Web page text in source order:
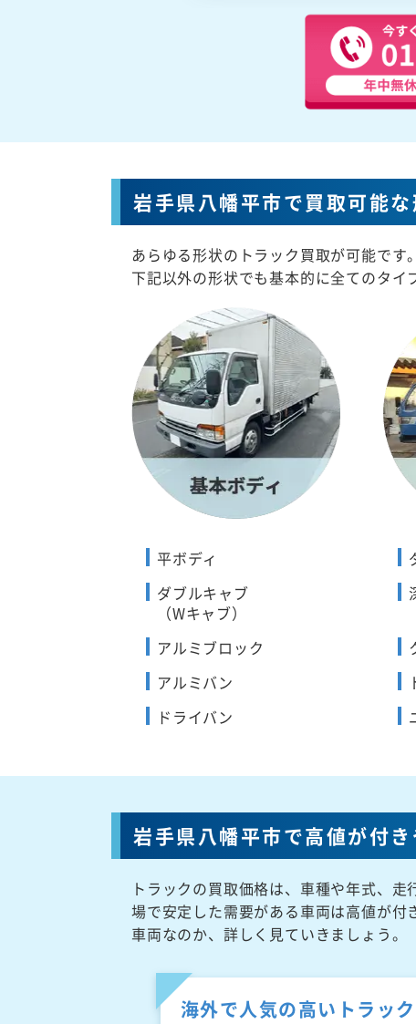
岩手県八幡平市で買取可能
あらゆる形状のトラック買取が可能です。
下記以外の形状でも基本的に全てのタイ
平ボディ
ダブルキャブ
（Wキャブ）
アルミブロック
アルミバン
ドライバン
岩手県八幡平市で高値が付
トラックの買取価格は、車種や年式、
場で安定した需要がある車両は高値が
車両なのか、詳しく見ていきましょう。
海外で人気の高いトラック